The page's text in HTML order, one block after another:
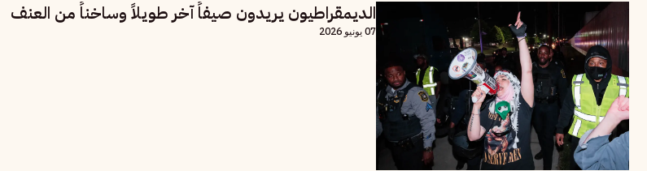
الديمقراطيون يريدون صيفاً آخر طويلاً وساخناً من العنف
07 يونيو 2026